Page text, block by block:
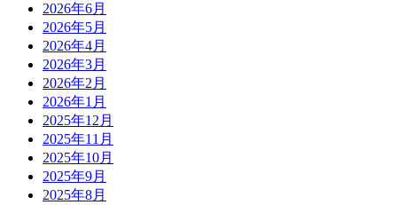
2026年6月
2026年5月
2026年4月
2026年3月
2026年2月
2026年1月
2025年12月
2025年11月
2025年10月
2025年9月
2025年8月